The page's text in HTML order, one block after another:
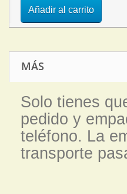
Añadir al carrito
MÁS
Solo tienes
pedido y
teléfono. La
transporte